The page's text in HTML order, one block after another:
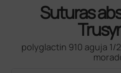
Suturas
polyglactin 910 aguja 1/